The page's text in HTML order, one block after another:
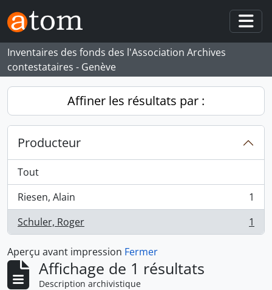
Skip to main content
Inventaires des fonds des l'Association Archives
contestataires - Genève
Affiner les résultats par :
Producteur
Tout
Riesen, Alain
, 1 résultats
1
Schuler, Roger
, 1 résultats 1
Aperçu avant impression Fermer
Affichage de 1 résultats
Description archivistique